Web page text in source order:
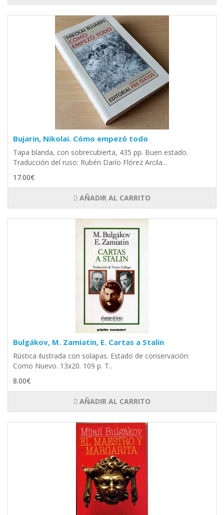
Bujarin, Nikolai. Cómo empezó todo
Tapa blanda, con sobrecubierta, 435 pp. Buen estado.
Traducción del ruso: Rubén Darío Flórez Arcila...
17.00€
AÑADIR AL CARRITO
Bulgákov, M. Zamiatin, E. Cartas a Stalin
Rústica ilustrada con solapas. Estado de conservación:
Como Nuevo. 13x20. 109 p. T..
8.00€
AÑADIR AL CARRITO